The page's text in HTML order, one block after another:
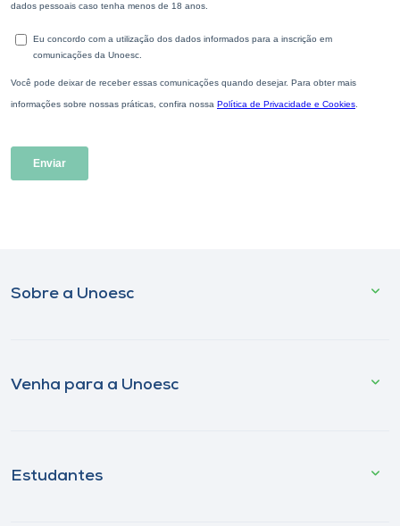
Sobre a Unoesc
Venha para a Unoesc
Estudantes